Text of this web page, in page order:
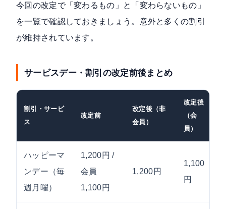
今回の改定で「変わるもの」と「変わらないもの」
を一覧で確認しておきましょう。意外と多くの割引
が維持されています。
サービスデー・割引の改定前後まとめ
割引・サービ
ス
改定前
改定後（非
会員）
改定後
（会
員）
ハッピーマ
ンデー（毎
週月曜）
1,200円 /
会員
1,100円
1,200円
1,100
円